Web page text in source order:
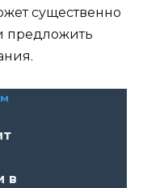
существенно
предложить
в